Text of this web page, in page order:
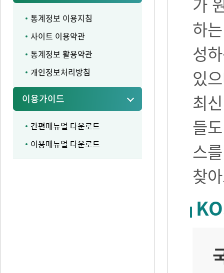
통계정보 이용지침
사이트 이용약관
통계정보 활용약관
개인정보처리방침
이용가이드
간편매뉴얼 다운로드
이용매뉴얼 다운로드
하
성
있
최
들
스
찾